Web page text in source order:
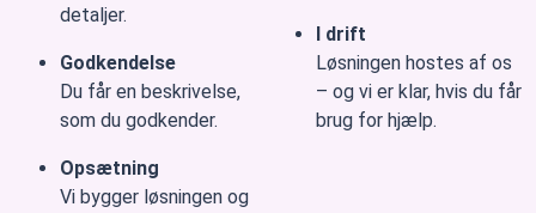
detaljer.
Godkendelse
Du får en beskrivelse,
som du godkender.
Opsætning
Vi bygger løsningen og
I drift
Løsningen hostes af os
– og vi er klar, hvis du får
brug for hjælp.